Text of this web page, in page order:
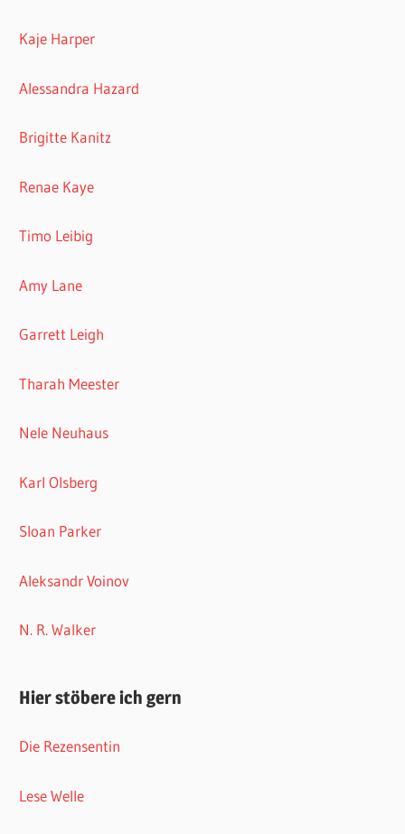
Kaje Harper
Alessandra Hazard
Brigitte Kanitz
Renae Kaye
Timo Leibig
Amy Lane
Garrett Leigh
Tharah Meester
Nele Neuhaus
Karl Olsberg
Sloan Parker
Aleksandr Voinov
N. R. Walker
Hier stöbere ich gern
Die Rezensentin
Lese Welle